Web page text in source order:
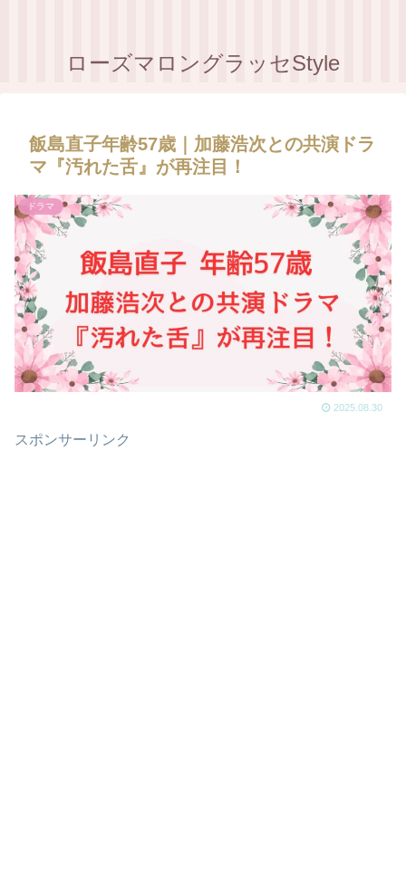
ローズマロングラッセStyle
飯島直子年齢57歳｜加藤浩次との共演ドラ
マ『汚れた舌』が再注目！
ドラマ
2025.08.30
スポンサーリンク